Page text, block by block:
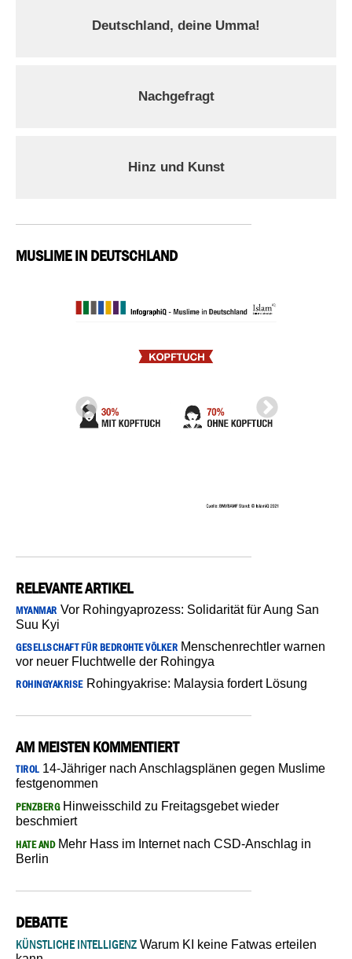
Deutschland, deine Umma!
Nachgefragt
Hinz und Kunst
MUSLIME IN DEUTSCHLAND
RELEVANTE ARTIKEL
MYANMAR Vor Rohingyaprozess: Solidarität für Aung San
Suu Kyi
GESELLSCHAFT FÜR BEDROHTE VÖLKER Menschenrechtler warnen
vor neuer Fluchtwelle der Rohingya
ROHINGYAKRISERohingyakrise: Malaysia fordert Lösung
AM MEISTEN KOMMENTIERT
TIROL14-Jähriger nach Anschlagsplänen gegen Muslime
festgenommen
PENZBERGHinweisschild zu Freitagsgebet wieder
beschmiert
HATE ANDMehr Hass im Internet nach CSD-Anschlag in
Berlin
DEBATTE
KÜNSTLICHE INTELLIGENZ Warum KI keine Fatwas erteilen